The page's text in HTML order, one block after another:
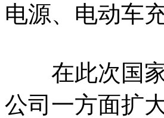
电源、电动车
在此次国家
公司一方面扩